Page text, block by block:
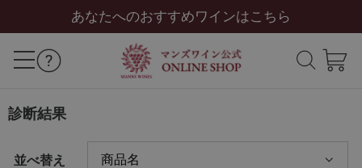
あなたへのおすすめワインはこちら
診断結果
並べ替え